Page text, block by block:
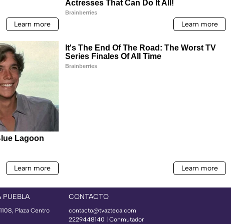
PUEBLA
Plaza Centro
CONTACTO
contacto@tvazteca.com
2229448140 | Conmutador